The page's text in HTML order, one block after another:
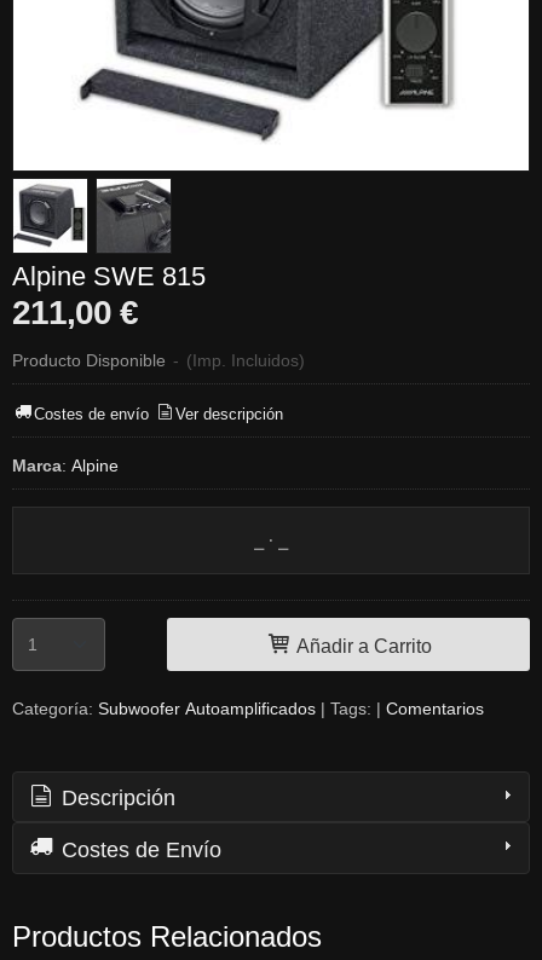
Alpine SWE 815
211,00 €
Producto Disponible - (Imp. Incluidos)
Costes de envío Ver descripción
Marca: Alpine
Añadir a Carrito
Categoría: Subwoofer Autoamplificados | Tags: | Comentarios
Descripción
Costes de Envío
Productos Relacionados